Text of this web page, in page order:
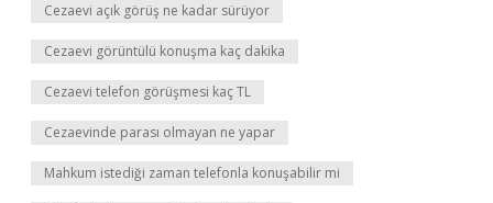
Cezaevi açık görüş ne kadar sürüyor
Cezaevi görüntülü konuşma kaç dakika
Cezaevi telefon görüşmesi kaç TL
Cezaevinde parası olmayan ne yapar
Mahkum istediği zaman telefonla konuşabilir mi